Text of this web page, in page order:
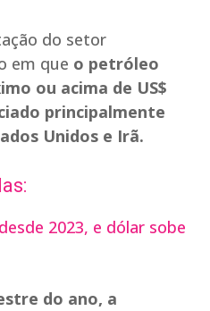
do setor
em que o petróleo
ou acima de US$
principalmente
Unidos e Irã.
2023, e dólar sobe
do ano, a